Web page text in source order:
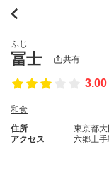
ふじ
冨士 共有
3.00
和食
住所
東京都
アクセス
六郷土手